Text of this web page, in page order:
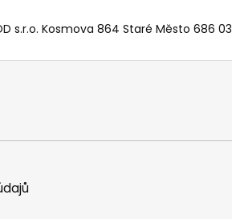
s.r.o. Kosmova 864 Staré Město 686 03